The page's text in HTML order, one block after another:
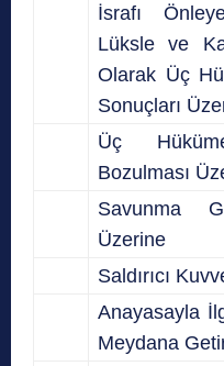
İsrafı
Lüksle ve
Olarak Üç
Sonuçları
Üç
Bozulması
Savunma
Üzerine
Saldırıcı
Anayasayla
Meydana